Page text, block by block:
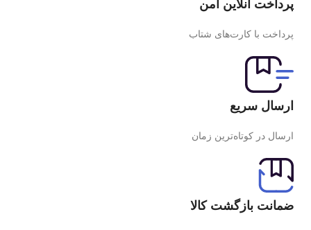
پرداخت آنلاین امن
پرداخت با کارت‌های شتاب
ارسال سریع
ارسال در کوتاه‌ترین زمان
ضمانت بازگشت کالا